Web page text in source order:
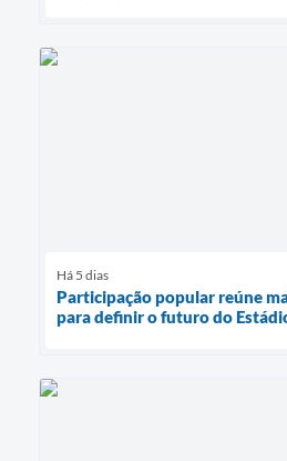
Há 5 dias
Participação popular reúne
para definir o futuro do